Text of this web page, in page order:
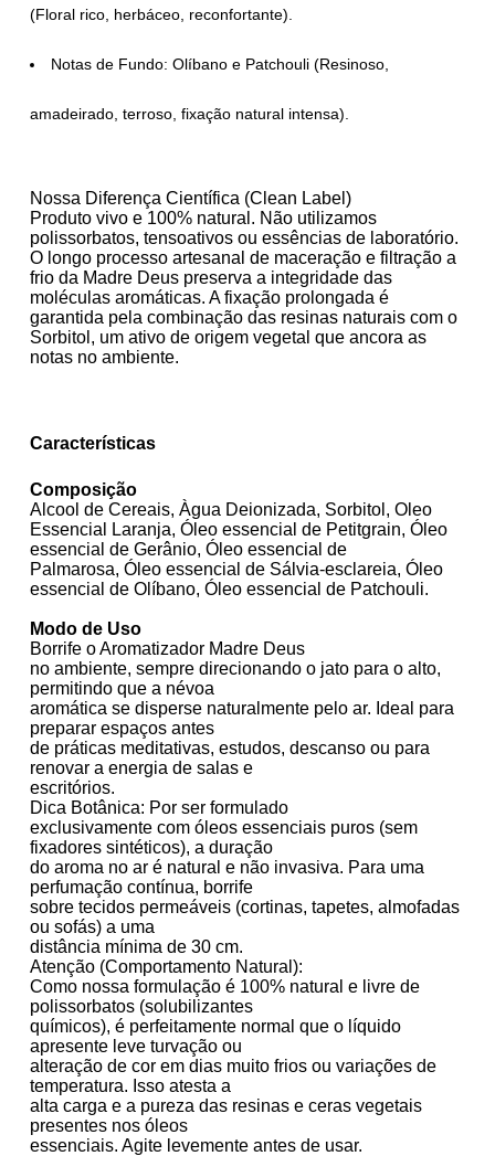
(Floral rico, herbáceo, reconfortante).
Notas de Fundo: Olíbano e Patchouli (Resinoso,
amadeirado, terroso, fixação natural intensa).
Nossa Diferença Científica (Clean Label)
Produto vivo e 100% natural. Não utilizamos
polissorbatos, tensoativos ou essências de laboratório.
O longo processo artesanal de maceração e filtração a
frio da Madre Deus preserva a integridade das
moléculas aromáticas. A fixação prolongada é
garantida pela combinação das resinas naturais com o
Sorbitol, um ativo de origem vegetal que ancora as
notas no ambiente.
Características
Composição
Alcool de Cereais, Àgua Deionizada, Sorbitol, Oleo
Essencial Laranja, Óleo essencial de Petitgrain, Óleo
essencial de Gerânio, Óleo essencial de
Palmarosa, Óleo essencial de Sálvia-esclareia, Óleo
essencial de Olíbano, Óleo essencial de Patchouli.
Modo de Uso
Borrife o Aromatizador Madre Deus
no ambiente, sempre direcionando o jato para o alto,
permitindo que a névoa
aromática se disperse naturalmente pelo ar. Ideal para
preparar espaços antes
de práticas meditativas, estudos, descanso ou para
renovar a energia de salas e
escritórios.
Dica Botânica: Por ser formulado
exclusivamente com óleos essenciais puros (sem
fixadores sintéticos), a duração
do aroma no ar é natural e não invasiva. Para uma
perfumação contínua, borrife
sobre tecidos permeáveis (cortinas, tapetes, almofadas
ou sofás) a uma
distância mínima de 30 cm.
Atenção (Comportamento Natural):
Como nossa formulação é 100% natural e livre de
polissorbatos (solubilizantes
químicos), é perfeitamente normal que o líquido
apresente leve turvação ou
alteração de cor em dias muito frios ou variações de
temperatura. Isso atesta a
alta carga e a pureza das resinas e ceras vegetais
presentes nos óleos
essenciais. Agite levemente antes de usar.